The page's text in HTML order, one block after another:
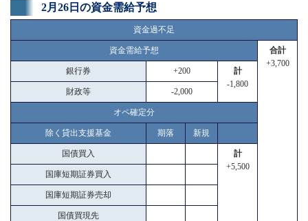
2月26日の資金需給予想
資金過不足
資金需給予想
合計
+3,700
銀行券 +200
計
-1,800
財政等 -2,000
オペ確定分
除く貸出支援基金 期落 新規
国債買入
計
+5,500
国庫短期証券買入
国庫短期証券売却
国債買現先